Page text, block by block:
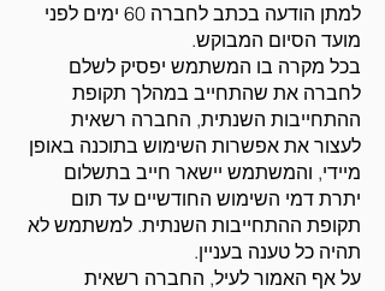
למתן הודעה בכתב לחברה 60 ימים לפני
מועד הסיום המבוקש.
בכל מקרה בו המשתמש יפסיק לשלם
לחברה את שהתחייב במהלך תקופת
ההתחייבות השנתית, החברה רשאית
לעצור את אפשרות השימוש בתוכנה באופן
מיידי, והמשתמש יישאר חייב בתשלום
יתרת דמי השימוש החודשיים עד תום
תקופת ההתחייבות השנתית. למשתמש לא
תהיה כל טענה בעניין.
על אף האמור לעיל, החברה רשאית